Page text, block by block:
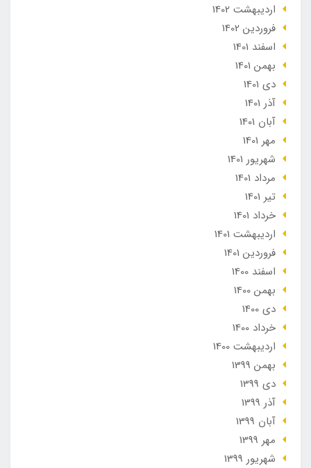
ارديبهشت 1402
فروردین 1402
اسفند 1401
بهمن 1401
دی 1401
آذر 1401
آبان 1401
مهر 1401
شهریور 1401
مرداد 1401
تير 1401
خرداد 1401
ارديبهشت 1401
فروردین 1401
اسفند 1400
بهمن 1400
دی 1400
خرداد 1400
ارديبهشت 1400
بهمن 1399
دی 1399
آذر 1399
آبان 1399
مهر 1399
شهریور 1399